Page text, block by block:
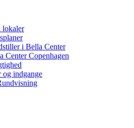
lokaler
i Bella Center
Center Copenhagen
og indgange